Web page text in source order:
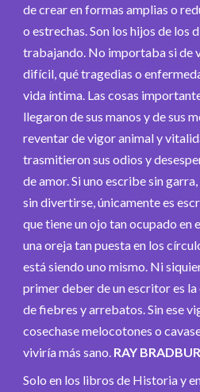
de crear en formas amplias o
o estrechas. Son los hijos de los
trabajando. No importaba si de
difícil, qué tragedias o
vida íntima. Las cosas
llegaron de sus manos y de sus
reventar de vigor animal y
trasmitieron sus odios y
de amor. Si uno escribe sin
sin divertirse, únicamente es
que tiene un ojo tan ocupado en
una oreja tan puesta en los
está siendo uno mismo. Ni
primer deber de un escritor es
de fiebres y arrebatos. Sin ese
cosechase melocotones o
viviría más sano. RAY
Solo en los libros de Historia y